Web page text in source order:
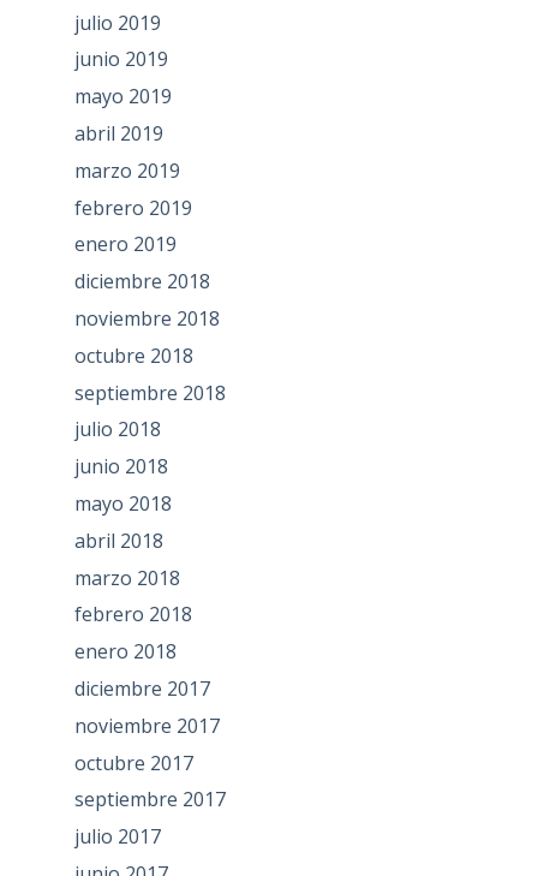
julio 2019
junio 2019
mayo 2019
abril 2019
marzo 2019
febrero 2019
enero 2019
diciembre 2018
noviembre 2018
octubre 2018
septiembre 2018
julio 2018
junio 2018
mayo 2018
abril 2018
marzo 2018
febrero 2018
enero 2018
diciembre 2017
noviembre 2017
octubre 2017
septiembre 2017
julio 2017